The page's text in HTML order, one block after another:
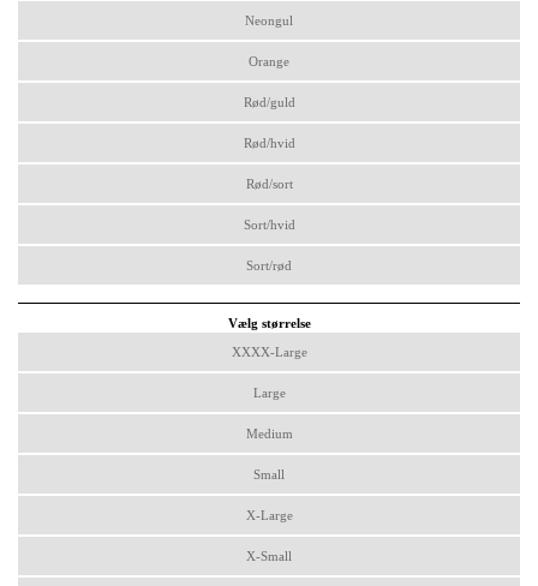
Neongul
Orange
Rød/guld
Rød/hvid
Rød/sort
Sort/hvid
Sort/rød
Vælg størrelse
XXXX-Large
Large
Medium
Small
X-Large
X-Small